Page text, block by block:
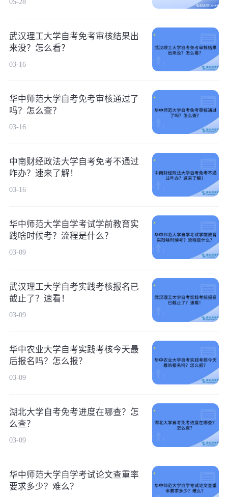
武汉理工大学自考免考审核结果出
来没？怎么看？
03-16
华中师范大学自考免考审核通过了
吗？怎么查？
03-16
中南财经政法大学自考免考不通过
咋办？速来了解！
03-16
华中师范大学自学考试学前教育实
践啥时候考？流程是什么？
03-09
武汉理工大学自考实践考核报名已
截止了？速看！
03-09
华中农业大学自考实践考核今天最
后报名吗？怎么报？
03-09
湖北大学自考免考进度在哪查？怎
么查？
03-09
华中师范大学自学考试论文查重率
要求多少？难么？